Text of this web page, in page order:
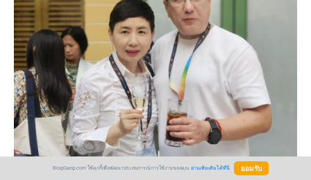
BlogGang.com ใช้คุกกี้เพื่อพัฒนาประสบการณ์การใช้งานของคุณ อ่านเพิ่มเติมได้ที่นี่